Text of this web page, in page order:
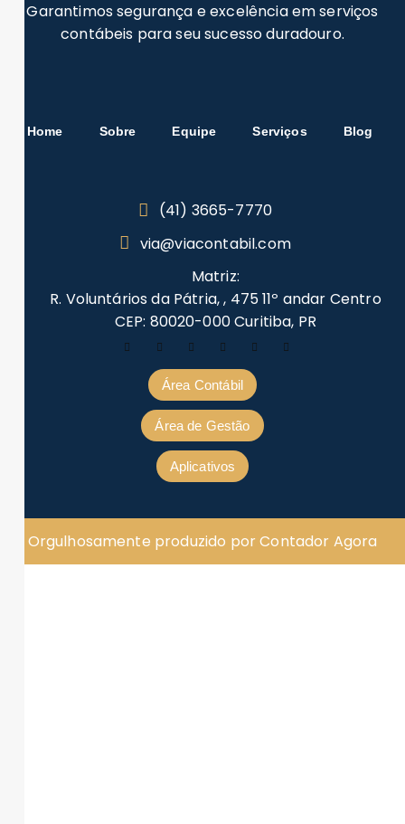
Garantimos segurança e excelência em serviços
contábeis para seu sucesso duradouro.
Home Sobre Equipe Serviços Blog
(41) 3665-7770
via@viacontabil.com
Matriz:
R. Voluntários da Pátria, , 475 11º andar Centro
CEP: 80020-000 Curitiba, PR
Área Contábil
Área de Gestão
Aplicativos
Orgulhosamente produzido por Contador Agora